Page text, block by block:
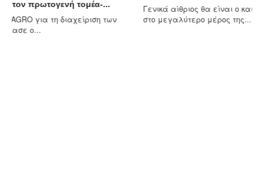
Γενικά αίθριος θα είναι ο καιρός σήμερα, Πέμπτη 6
στο μεγαλύτερο μέρος της...